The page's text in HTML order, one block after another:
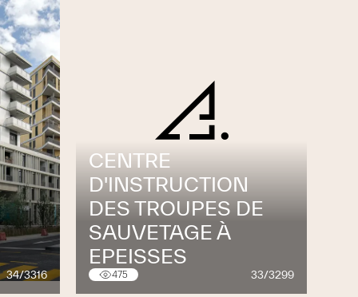
34/3316
CENTRE
D'INSTRUCTION
DES TROUPES DE
SAUVETAGE À
EPEISSES
475 33/3299